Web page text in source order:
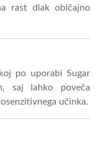
rast dlak običajno
po uporabi Sugar
saj lahko poveča
učinka.